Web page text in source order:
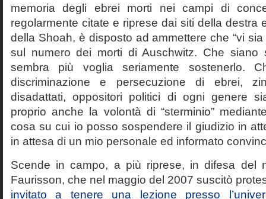
memoria degli ebrei morti nei campi di
regolarmente citate e riprese dai siti della destra
della Shoah, è disposto ad ammettere che “vi
sul numero dei morti di Auschwitz. Che siano
sembra più voglia seriamente sostenerlo.
discriminazione e persecuzione di ebrei,
disadattati, oppositori politici di ogni genere
proprio anche la volontà di “sterminio”
cosa su cui io posso sospendere il giudizio in
in attesa di un mio personale ed informato
Scende in campo, a più riprese, in difesa del
Faurisson, che nel maggio del 2007 suscitò
invitato a tenere una lezione presso